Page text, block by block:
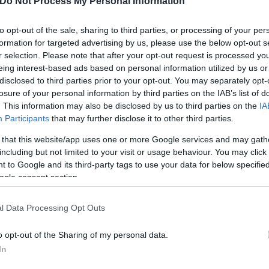
opt-out of the sale, sharing to third parties, or processing of your
for targeted advertising by us, please use the below opt-out
selection. Please note that after your opt-out request is processed
interest-based ads based on personal information utilized by us
to third parties prior to your opt-out. You may separately
of your personal information by third parties on the IAB’s list of
This information may also be disclosed by us to third parties on the
Participants that may further disclose it to other third parties.
that this website/app uses one or more Google services and may
but not limited to your visit or usage behaviour. You may
to Google and its third-party tags to use your data for below
consent section.
Data Processing Opt Outs
opt-out of the Sharing of my personal data.
από τη βρύση λόγω των προβλημάτων υγείας
ανακριτή και εισαγγελέα. “Τα πράγματα δεν
να μεταδοθούν αποσπάσματα από τη
από τη φυλακή καινα δώσει έγγραφα και